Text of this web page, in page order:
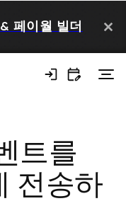
페이월 빌더
트를
전송하